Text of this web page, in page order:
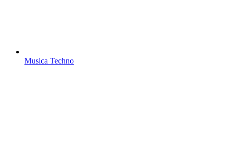
Musica Techno